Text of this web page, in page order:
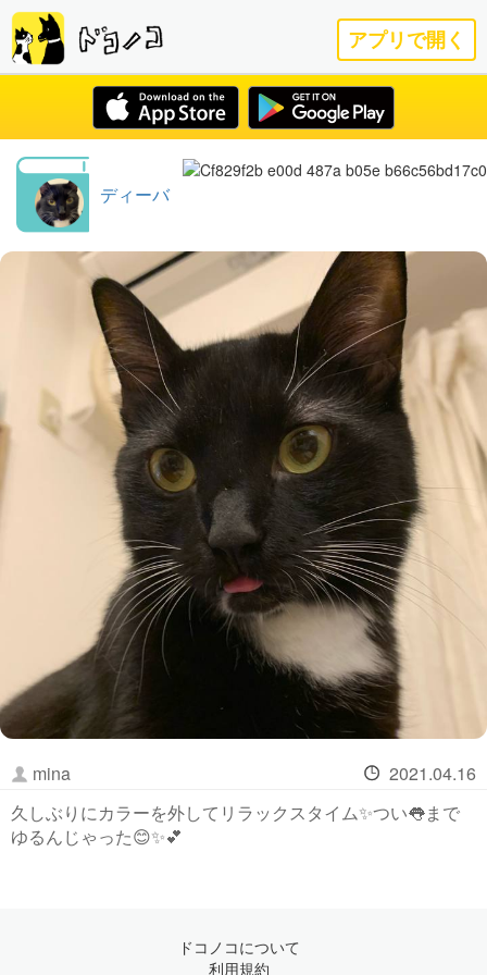
アプリで開く
ディーバ
mina
2021.04.16
久しぶりにカラーを外してリラックスタイム✨つい👅まで
ゆるんじゃった😊✨💕
ドコノコについて
利用規約